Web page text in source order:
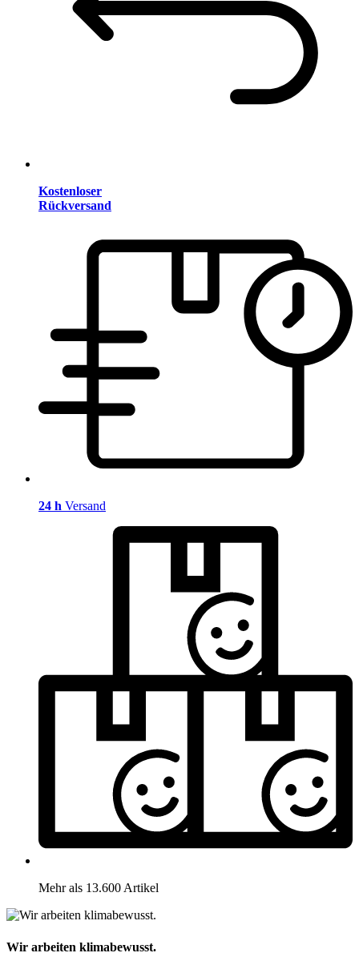
Kostenloser
Rückversand
24 h Versand
Mehr als 13.600 Artikel
Wir arbeiten klimabewusst.